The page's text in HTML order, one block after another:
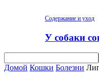
Содержание и уход
У собаки
Домой Кошки Болезни